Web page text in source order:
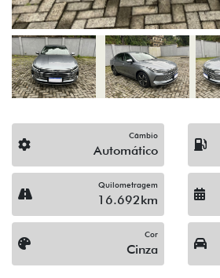
Câmbio
Automático
Quilometragem
16.692km
Cor
Cinza